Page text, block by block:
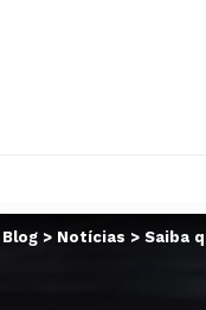
Blog > Notícias > Saiba